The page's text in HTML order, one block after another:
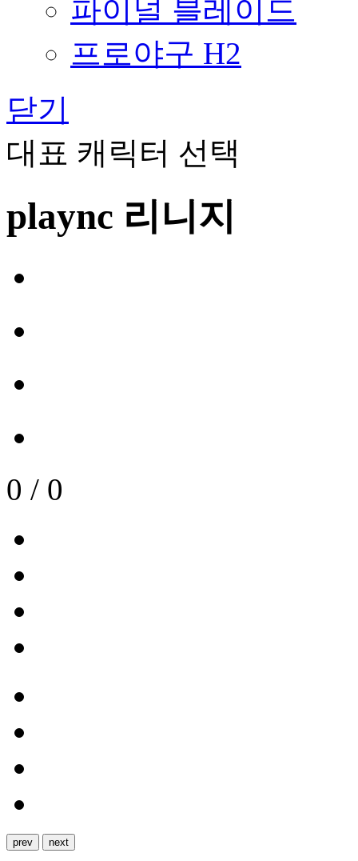
파이널 블레이드
프로야구 H2
닫기
대표 캐릭터 선택
plaync 리니지
0 / 0
prev next